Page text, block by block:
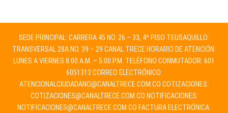
SEDE PRINCIPAL: CARRERA 45 NO. 26 – 33, 4º PISO TEUSAQUILLO:
TRANSVERSAL 28A NO. 39 – 29 CANAL TRECE HORARIO DE ATENCIÓN:
LUNES A VIERNES 8:00 A.M. – 5:00 P.M. TELÉFONO CONMUTADOR: 601
6051313 CORREO ELECTRÓNICO:
ATENCIONALCIUDADANO@CANALTRECE.COM.CO COTIZACIONES:
COTIZACIONES@CANALTRECE.COM.CO NOTIFICACIONES:
NOTIFICACIONES@CANALTRECE.COM.CO FACTURA ELECTRÓNICA: